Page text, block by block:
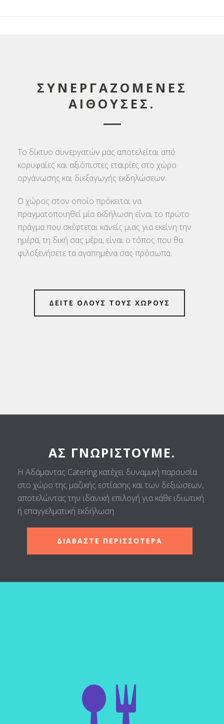
ΣΥΝΕΡΓΑΖΟΜΕΝΕΣ
ΑΙΘΟΥΣΕΣ.
Το δίκτυο συνεργατών μας αποτελείται από
κορυφαίες και αξιόπιστες εταιρίες στο χώρο
οργάνωσης και διεξαγωγής εκδηλώσεων.
Ο χώρος στον οποίο πρόκειται να
πραγματοποιηθεί μία εκδήλωση είναι το πρώτο
πράγμα που σκέφτεται κανείς μιας για εκείνη την
ημέρα, τη δική σας μέρα, είναι ο τόπος που θα
φιλοξενήσετε τα αγαπημένα σας πρόσωπα.
ΔΕΙΤΕ ΟΛΟΥΣ ΤΟΥΣ ΧΩΡΟΥΣ
ΑΣ ΓΝΩΡΙΣΤΟΎΜΕ.
Η Αδάμαντας Catering κατέχει δυναμική παρουσία
στο χώρο της μαζικής εστίασης και των δεξιώσεων,
αποτελώντας την ιδανική επιλογή για κάθε ιδιωτική
ή επαγγελματική εκδήλωση.
ΔΙΑΒΑΣΤΕ ΠΕΡΙΣΣΟΤΕΡΑ